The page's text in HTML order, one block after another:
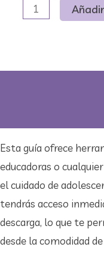
adolescente
cantidad
Esta guía ofrece
educadoras o
el cuidado de
tendrás acceso
descarga, lo que te
desde la comodidad